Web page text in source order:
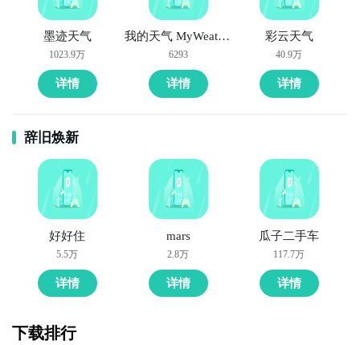
墨迹天气
1023.9万
详情
我的天气 MyWeather
6293
详情
彩云天气
40.9万
详情
辞旧焕新
好好住
5.5万
详情
mars
2.8万
详情
瓜子二手车
117.7万
详情
下载排行